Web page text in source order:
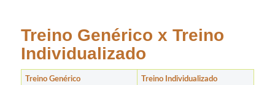
Treino Genérico x Treino
Individualizado
Treino Genérico Treino Individualizado